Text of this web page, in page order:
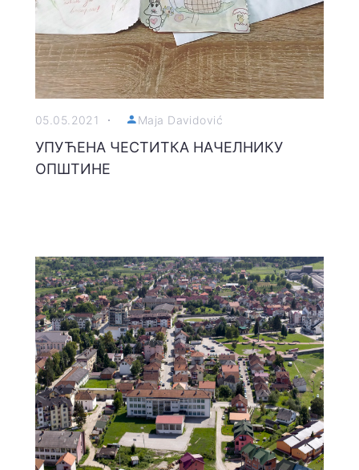
05.05.2021 Maja Davidović
УПУЋЕНА ЧЕСТИТКА НАЧЕЛНИКУ
ОПШТИНЕ